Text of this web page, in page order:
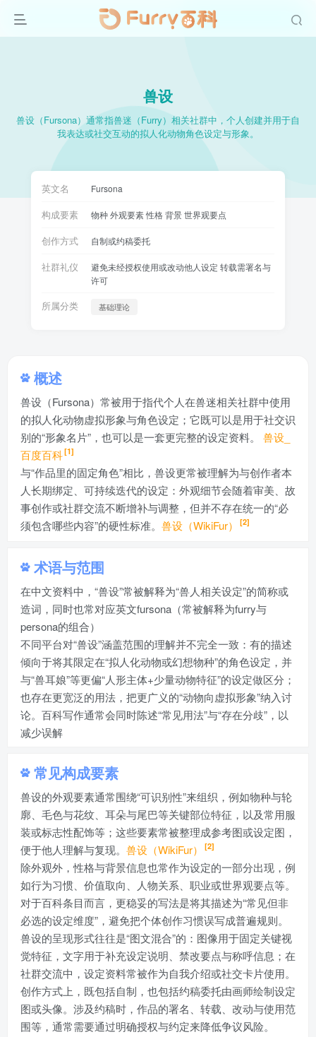
兽设
兽设（Fursona）通常指兽迷（Furry）相关社群中，个人创建并用于自
我表达或社交互动的拟人化动物角色设定与形象。
英文名 Fursona
构成要素 物种 外观要素 性格 背景 世界观要点
创作方式 自制或约稿委托
社群礼仪
避免未经授权使用或改动他人设定 转载需署名与
许可
所属分类 基础理论
概述
兽设（Fursona）常被用于指代个人在兽迷相关社群中使用
的拟人化动物虚拟形象与角色设定；它既可以是用于社交识
别的“形象名片”，也可以是一套更完整的设定资料。 兽设_
百度百科[1]
与“作品里的固定角色”相比，兽设更常被理解为与创作者本
人长期绑定、可持续迭代的设定：外观细节会随着审美、故
事创作或社群交流不断增补与调整，但并不存在统一的“必
须包含哪些内容”的硬性标准。 兽设（WikiFur） [2]
术语与范围
在中文资料中，“兽设”常被解释为“兽人相关设定”的简称或
造词，同时也常对应英文fursona（常被解释为furry与
persona的组合）
不同平台对“兽设”涵盖范围的理解并不完全一致：有的描述
倾向于将其限定在“拟人化动物或幻想物种”的角色设定，并
与“兽耳娘”等更偏“人形主体+少量动物特征”的设定做区分；
也存在更宽泛的用法，把更广义的“动物向虚拟形象”纳入讨
论。百科写作通常会同时陈述“常见用法”与“存在分歧”，以
减少误解
常见构成要素
兽设的外观要素通常围绕“可识别性”来组织，例如物种与轮
廓、毛色与花纹、耳朵与尾巴等关键部位特征，以及常用服
装或标志性配饰等；这些要素常被整理成参考图或设定图，
便于他人理解与复现。 兽设（WikiFur） [2]
除外观外，性格与背景信息也常作为设定的一部分出现，例
如行为习惯、价值取向、人物关系、职业或世界观要点等。
对于百科条目而言，更稳妥的写法是将其描述为“常见但非
必选的设定维度”，避免把个体创作习惯误写成普遍规则。
兽设的呈现形式往往是“图文混合”的：图像用于固定关键视
觉特征，文字用于补充设定说明、禁改要点与称呼信息；在
社群交流中，设定资料常被作为自我介绍或社交卡片使用。
创作方式上，既包括自制，也包括约稿委托由画师绘制设定
图或头像。涉及约稿时，作品的署名、转载、改动与使用范
围等，通常需要通过明确授权与约定来降低争议风险。